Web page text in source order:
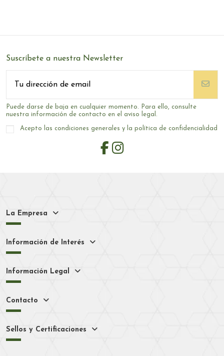
Suscríbete a nuestra Newsletter
Puede darse de baja en cualquier momento. Para ello, consulte
nuestra información de contacto en el aviso legal.
Acepto las condiciones generales y la política de confidencialidad
La Empresa
Información de Interés
Información Legal
Contacto
Sellos y Certificaciones